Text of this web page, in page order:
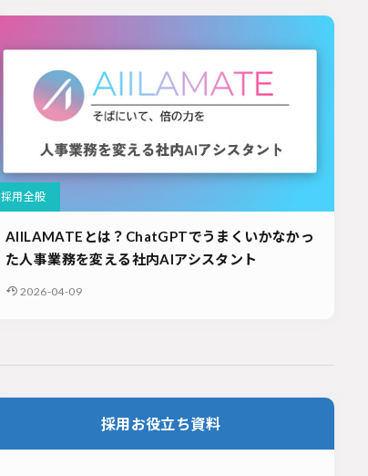
採用全般
AIILAMATEとは？ChatGPTでうまくいかなかっ
た人事業務を変える社内AIアシスタント
2026-04-09
採用お役立ち資料